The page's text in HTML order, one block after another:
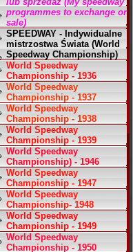
programmes to exchange or
sale)
SPEEDWAY - Indywidualne
mistrzostwa Świata (World
Speedway Championship)
World Speedway
Championship - 1936
World Speedway
Championship - 1937
World Speedway
Championship - 1938
World Speedway
Championship - 1939
World Speedway
Championship) - 1946
World Speedway
Championship - 1947
World Speedway
Championship- 1948
World Speedway
Championship - 1949
World Speedway
Championship - 1950